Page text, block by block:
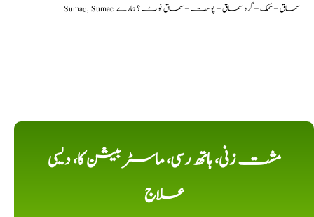
Sumaq, Sumac سماق – سُمک – گرد سماق – پوست – سماق نوٹ ؟ ہمارے
مشت زنی، ہاتھ رسی، ماسٹر بیشن کا، دیسی
علاج